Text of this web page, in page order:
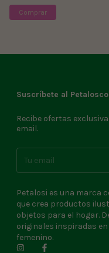
Suscríbete al
Recibe ofertas
email.
Petalosi es una marca
que crea productos
objetos para el hogar.
originales inspiradas
femenino.